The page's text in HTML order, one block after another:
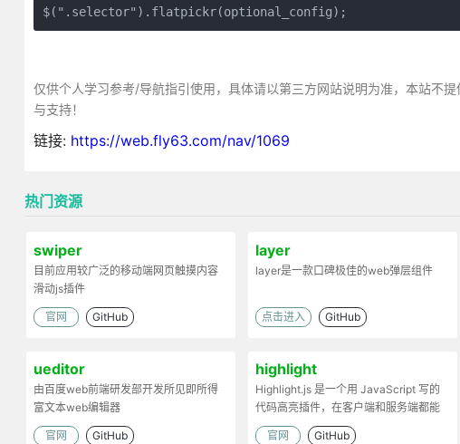
$(".selector").flatpickr(optional_config);
仅供个人学习参考/导航指引使用，具体请以第三方网站说明为准，本站不
与支持！
链接: https://web.fly63.com/nav/1069
热门资源
swiper
目前应用较广泛的移动端网页触摸内容
滑动js插件
官网 GitHub
layer
layer是一款口碑极佳的web弹层组件
点击进入 GitHub
ueditor
由百度web前端研发部开发所见即所得
富文本web编辑器
官网 GitHub
highlight
Highlight.js 是一个用 JavaScript 写的
代码高亮插件，在客户端和服务端都能
工作。
官网 GitHub